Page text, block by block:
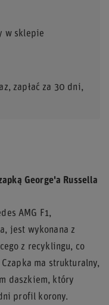
w sklepie
zapłać za 30 dni,
George'a Russella
AMG F1,
jest wykonana z
z recyklingu, co
ma strukturalny,
daszkiem, który
profil korony.